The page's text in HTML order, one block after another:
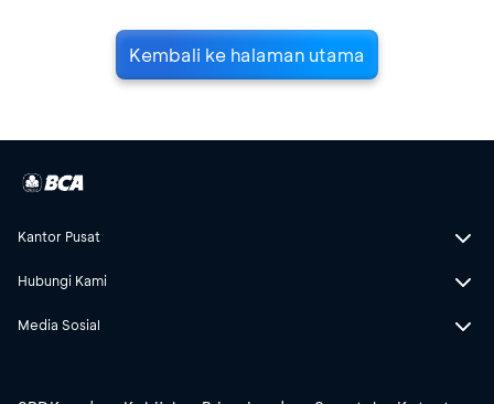
Kembali ke halaman utama
Kantor Pusat
Hubungi Kami
Media Sosial